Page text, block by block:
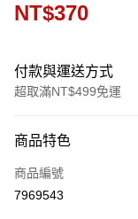
NT$370
付款與運送方式
超取滿NT$499免運
信用卡一次付款
ATM付款
商品特色
商品編號
7969543